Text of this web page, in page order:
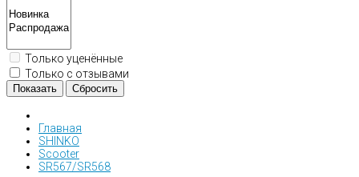
Только уценённые
Только с отзывами
Показать Сбросить
Главная
SHINKO
Scooter
SR567/SR568